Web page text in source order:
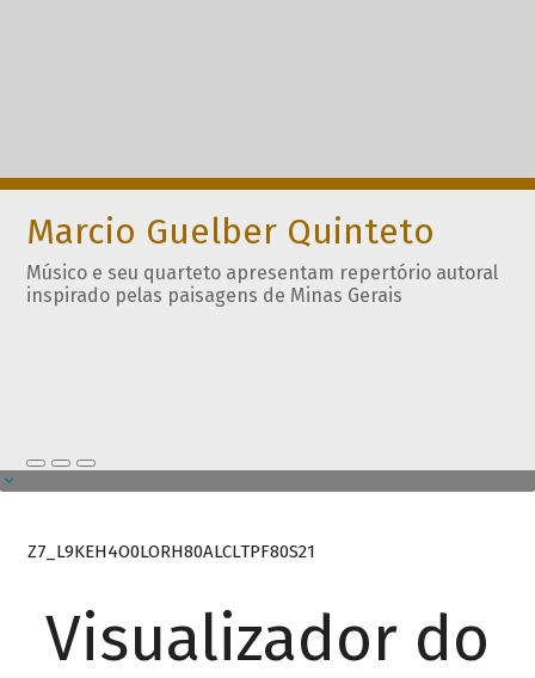
Marcio Guelber Quinteto
Músico e seu quarteto apresentam repertório autoral
inspirado pelas paisagens de Minas Gerais
Z7_L9KEH4O0LORH80ALCLTPF80S21
Visualizador do